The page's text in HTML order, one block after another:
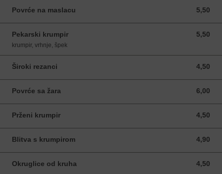
Povrće na maslacu 5,50
5,50 EUR
Pekarski krumpir 5,50
5,50 EUR
krumpir, vrhnje, špek
Široki rezanci 4,50
4,50 EUR
Povrće sa žara 6,00
6,00 EUR
Prženi krumpir 4,50
4,50 EUR
Blitva s krumpirom 4,90
4,90 EUR
Okruglice od kruha 4,50
4,50 EUR